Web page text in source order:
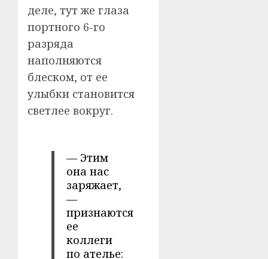
деле, тут же глаза
портного 6-го
разряда
наполняются
блеском, от ее
улыбки становится
светлее вокруг.
— Этим
она нас
заряжает,
—
признаются
ее
коллеги
по ателье: